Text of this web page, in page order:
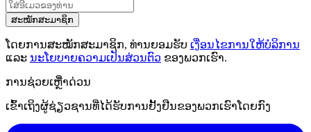
ສະໝັກສະມາຊິກ
ໂດຍການສະໝັກສະມາຊິກ, ທ່ານຍອມຮັບ ເງື່ອນໄຂການໃຫ້ບໍລິການ
ແລະ ນະໂຍບາຍຄວາມເປັນສ່ວນຕົວ ຂອງພວກເຮົາ.
ການຊ່ວຍເຫຼືໍາດ່ວນ
ເຂົ້າເຖິງຜູ້ຊ່ຽວຊານທີ່ໄດ້ຮັບການຢັ້ງຢືນຂອງພວກເຮົາໂດຍກົງ